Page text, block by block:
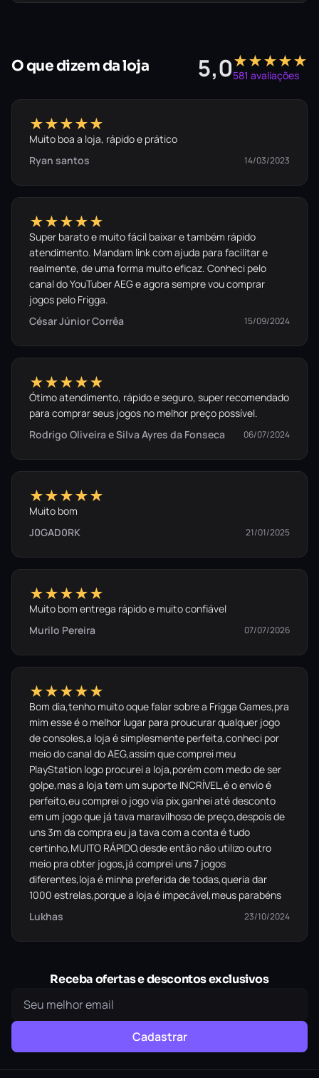
O que dizem da loja 5,0★★★★★
581 avaliações
★★★★★
Muito boa a loja, rápido e prático
Ryan santos
14/03/2023
★★★★★
Super barato e muito fácil baixar e também rápido
atendimento. Mandam link com ajuda para facilitar e
realmente, de uma forma muito eficaz. Conheci pelo
canal do YouTuber AEG e agora sempre vou comprar
jogos pelo Frigga.
César Júnior Corrêa
15/09/2024
★★★★★
Ótimo atendimento, rápido e seguro, super recomendado
para comprar seus jogos no melhor preço possível.
Rodrigo Oliveira e Silva Ayres da Fonseca
06/07/2024
★★★★★
Muito bom
J0GAD0RK
21/01/2025
★★★★★
Muito bom entrega rápido e muito confiável
Murilo Pereira
07/07/2026
★★★★★
Bom dia,tenho muito oque falar sobre a Frigga Games,pra
mim esse é o melhor lugar para proucurar qualquer jogo
de consoles,a loja é simplesmente perfeita,conheci por
meio do canal do AEG,assim que comprei meu
PlayStation logo procurei a loja,porém com medo de ser
golpe,mas a loja tem um suporte INCRÍVEL,é o envio é
perfeito,eu comprei o jogo via pix,ganhei até desconto
em um jogo que já tava maravilhoso de preço,despois de
uns 3m da compra eu ja tava com a conta é tudo
certinho,MUITO RÁPIDO,desde então não utilizo outro
meio pra obter jogos,já comprei uns 7 jogos
diferentes,loja é minha preferida de todas,queria dar
1000 estrelas,porque a loja é impecável,meus parabéns
Lukhas
23/10/2024
Receba ofertas e descontos exclusivos
Cadastrar